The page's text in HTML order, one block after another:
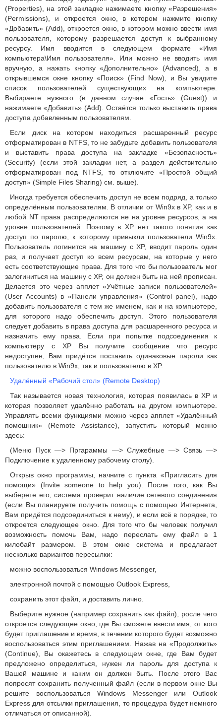
(Properties), на этой закладке нажимаете кнопку «Разрешения»
(Permissions), и откроется окно, в котором нажмите кнопку
«Добавить» (Add), откроется окно, в котором можно ввести имя
пользователя, которому разрешается доступ к выбранному
ресурсу. Имя вводится в следующем формате «Имя
компьютера\Имя пользователя». Или можно не вводить имя
вручную, а нажать кнопку «Дополнительно» (Advanced), а в
открывшемся окне кнопку «Поиск» (Find Now), и Вы увидите
список пользователей существующих на компьютере.
Выбираете нужного (в данном случае «Гость» (Guest)) и
нажимаете «Добавить» (Add). Остаётся только выставить права
доступа добавленным пользователям.
Если диск на котором находиться расшаренный ресурс
отформатирован в NTFS, то не забудьте добавить пользователя
и выставить права доступа на закладке «Безопасность»
(Security) (если этой закладки нет, а раздел действительно
отформатирован под NTFS, то отключите «Простой общий
доступ» (Simple Files Sharing) см. выше).
Иногда требуется обеспечить доступ не всем подряд, а только
определённым пользователям. В отличии от Win9x в XP, как и в
любой NT права распределяются не на уровне ресурсов, а на
уровне пользователей. Поэтому в XP нет такого понятия как
доступ по паролю, к которому привыкли пользователи Win9x.
Пользователь логинится на машину с XP, вводит пароль один
раз, и получает доступ ко всем ресурсам, на которые у него
есть соответствующие права. Для того что бы пользователь мог
залогиниться на машину с XP, он должен быть на ней прописан.
Делается это через апплет «Учётные записи пользователей»
(User Accounts) в «Панели управления» (Control panel), надо
добавить пользователя с тем же именем, как и на компьютере,
для которого надо обеспечить доступ. Этого пользователя
следует добавить в права доступа для расшаренного ресурса и
назначить ему права. Если при попытке подсоединения к
компьютеру с XP Вы получите сообщение что ресурс
недоступен, Вам придётся поставить одинаковые пароли как
пользователю в Win9x, так и пользователю в XP.
Удалённый «Рабочий стол» (Remote Desktop)
Так называется новая технология, которая появилась в XP и
которая позволяет удалённо работать на другом компьютере.
Управлять всеми функциями можно через апплет «Удалённый
помошник» (Remote Assistance), запустить который можно
здесь:
(Меню Пуск —> Пргараммы —> Служебные —> Связь —>
Подключение к удаленному рабочему столу).
Открыв окно программы, начните с пункта «Пригласить для
помощи» (Invite someone to help you). После того, как Вы
выберете его, система проверит наличие сетевого соединения
(если Вы планируете получить помощь с помощью Интернета,
Вам придётся подсоединиться к нему), и если всё в порядке, то
откроется следующее окно. Для того что бы человек получил
возможность помочь Вам, надо переслать ему файл в 1
килобайт размером. В этом окне система и предлагает
несколько вариантов пересылки:
можно воспользоваться Windows Messenger,
электронной почтой с помощью Outlook Express,
сохранить этот файл, и доставить лично.
Выберите нужное (например сохранить как файл), росле чего
откроется следующее окно, где Вы сможете ввести имя, от кого
будет приглашение и время, в течении которого будет возможно
воспользоваться этим приглашением. Нажав на «Продолжить»
(Continue), Вы окажетесь в следующем окне, где Вам будет
предложено определиться, нужен ли пароль для доступа к
Вашей машине и каким он должен быть. После этого Вас
попросят сохранить полученный файл (если в первом окне Вы
решите воспользоваться Windows Messenger или Outlook
Express для отсылки приглашения, то процедура будет немного
отличаться от описанной).